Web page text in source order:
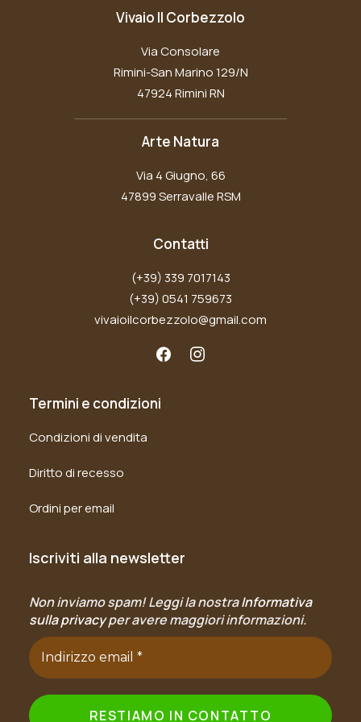
Vivaio Il Corbezzolo
Via Consolare
Rimini-San Marino 129/N
47924 Rimini RN
Arte Natura
Via 4 Giugno, 66
47899 Serravalle RSM
Contatti
(+39) 339 7017143
(+39) 0541 759673
vivaioilcorbezzolo@gmail.com
Termini e condizioni
Condizioni di vendita
Diritto di recesso
Ordini per email
Iscriviti alla newsletter
Non inviamo spam! Leggi la nostraInformativa
sulla privacyper avere maggiori informazioni.